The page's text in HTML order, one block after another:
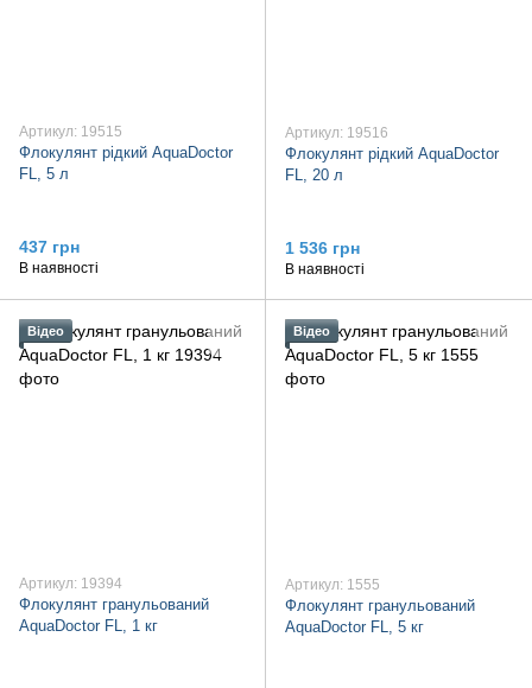
Артикул: 19515
Флокулянт рідкий AquaDoctor
FL, 5 л
437 грн
В наявності
Артикул: 19516
Флокулянт рідкий AquaDoctor
FL, 20 л
1 536 грн
В наявності
Відео
Артикул: 19394
Флокулянт гранульований
AquaDoctor FL, 1 кг
Відео
Артикул: 1555
Флокулянт гранульований
AquaDoctor FL, 5 кг